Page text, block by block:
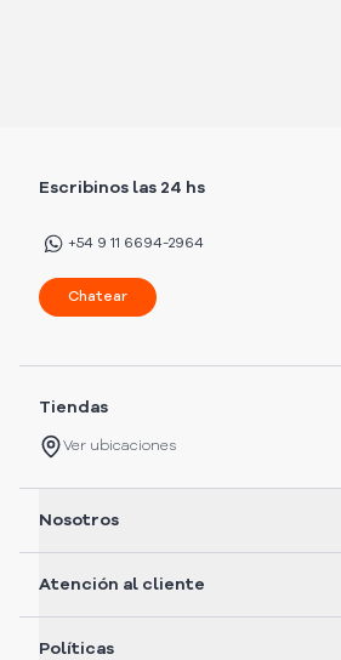
Escribinos las 24 hs
+54 9 11 6694-2964
Chatear
Tiendas
Ver ubicaciones
Nosotros
Atención al cliente
Políticas